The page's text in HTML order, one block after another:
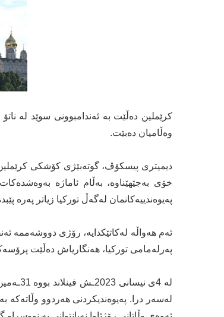
کرێملین دەڵێت بە ئەندامبوونی سوێد لە
وەڵامیان دەبێت.
دیمیتری پیسکۆڤ، گوتەبێژی کۆشکی کرێملین
خۆی بەجێهێناوە، بەڵام ئاماژە
پەیوەندییەکانمان لەگەڵ تورکیا زیاتر پەرە
ئەم هەواڵە لەکاتێکدایە، رۆژی دووشەممە
پەرلەمامی تورکیا، هەنگاریاش دەڵێت